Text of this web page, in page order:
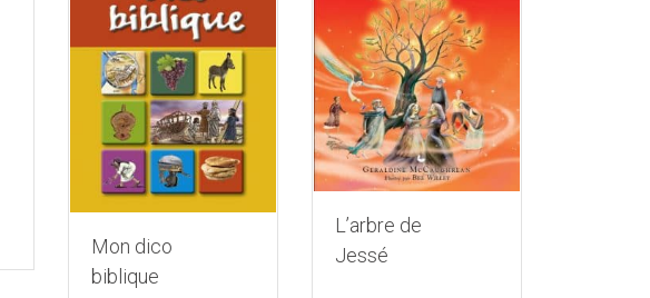
Mon dico
biblique
L’arbre de
Jessé